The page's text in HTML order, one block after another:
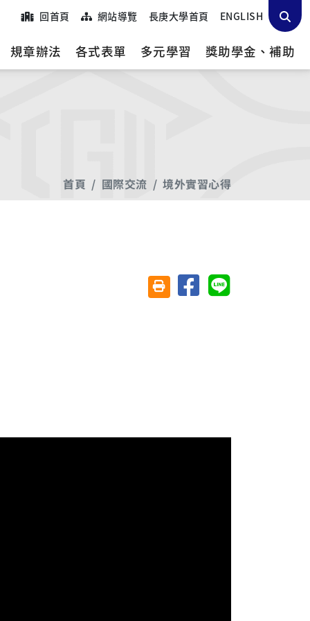
回首頁 網站導覽 長庚大學首頁 ENGLISH
規章辦法 各式表單 多元學習 獎助學金、補助
首頁 國際交流 境外實習心得
友善列印(另開視窗)
分享至臉書分享至 Line